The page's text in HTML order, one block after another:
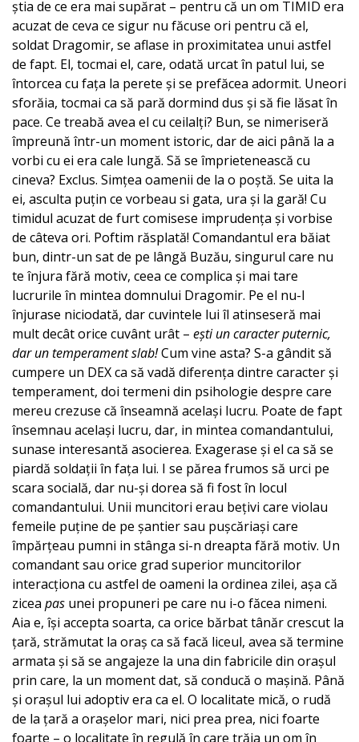
știa de ce era mai supărat – pentru că un om TIMID era
acuzat de ceva ce sigur nu făcuse ori pentru că el,
soldat Dragomir, se aflase in proximitatea unui astfel
de fapt. El, tocmai el, care, odată urcat în patul lui, se
întorcea cu fața la perete și se prefăcea adormit. Uneori
sforăia, tocmai ca să pară dormind dus și să fie lăsat în
pace. Ce treabă avea el cu ceilalți? Bun, se nimeriseră
împreună într-un moment istoric, dar de aici până la a
vorbi cu ei era cale lungă. Să se împrietenească cu
cineva? Exclus. Simțea oamenii de la o poștă. Se uita la
ei, asculta puțin ce vorbeau si gata, ura și la gară! Cu
timidul acuzat de furt comisese imprudența și vorbise
de câteva ori. Poftim răsplată! Comandantul era băiat
bun, dintr-un sat de pe lângă Buzău, singurul care nu
te înjura fără motiv, ceea ce complica și mai tare
lucrurile în mintea domnului Dragomir. Pe el nu-l
înjurase niciodată, dar cuvintele lui îl atinseseră mai
mult decât orice cuvânt urât – ești un caracter puternic,
dar un temperament slab!Cum vine asta? S-a gândit să
cumpere un DEX ca să vadă diferența dintre caracter și
temperament, doi termeni din psihologie despre care
mereu crezuse că înseamnă același lucru. Poate de fapt
însemnau același lucru, dar, in mintea comandantului,
sunase interesantă asocierea. Exagerase și el ca să se
piardă soldații în fața lui. I se părea frumos să urci pe
scara socială, dar nu-și dorea să fi fost în locul
comandantului. Unii muncitori erau bețivi care violau
femeile puține de pe șantier sau pușcăriași care
împărțeau pumni in stânga si-n dreapta fără motiv. Un
comandant sau orice grad superior muncitorilor
interacționa cu astfel de oameni la ordinea zilei, așa că
zicea pas unei propuneri pe care nu i-o făcea nimeni.
Aia e, își accepta soarta, ca orice bărbat tânăr crescut la
țară, strămutat la oraș ca să facă liceul, avea să termine
armata și să se angajeze la una din fabricile din orașul
prin care, la un moment dat, să conducă o mașină. Până
și orașul lui adoptiv era ca el. O localitate mică, o rudă
de la țară a orașelor mari, nici prea prea, nici foarte
foarte – o localitate în regulă în care trăia un om în